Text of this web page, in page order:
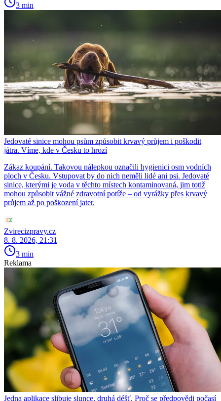
3 min
Jedovaté sinice mohou psům způsobit krvavý průjem i poškodit
játra. Víme, kde v Česku to hrozí
Zákaz koupání. Takovou nálepkou označili hygienici osm vodních
ploch v Česku. Vstupovat by do nich neměli lidé ani psi. Jedovaté
sinice, kterými je voda v těchto místech kontaminovaná, jim totiž
mohou způsobit vážné zdravotní potíže – od vyrážky přes krvavý
průjem až po poškození jater.
Zvirecizpravy.cz
8. 8. 2026, 21:31
3 min
Reklama
Jedna aplikace slibuje slunce, druhá déšť. Proč se předpovědi počasí